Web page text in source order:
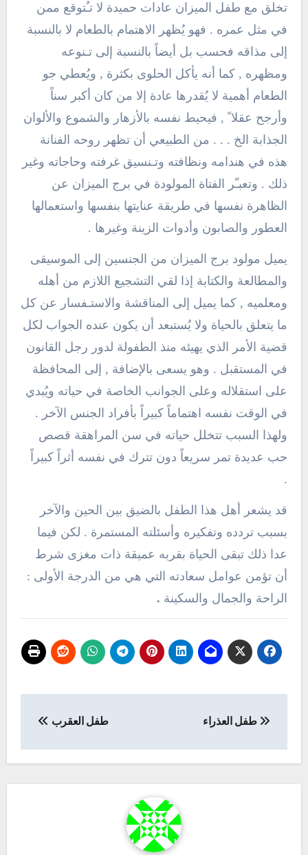
تخلق مع طفل الميزان عادات حميدة لا تـُتوقع ممن
في مثل عمره . فهو يُظهر الاهتمام بالطعام لا بالنسبة
إلى مذاقه فحسب بل أيضاً بالنسبة إلى تـنوعه
ومظهره , كما أنه يأكل الحلوى بكثرة , ويُعطي جو
الطعام أهمية لا يُقدرها عادة إلا من كان أكبر سناً
وأرجح عقلا ً , فيحيط نفسه بالأزهار والشموع والألوان
الجذابة الخ . . . من الطبيعي أن تظهر روحه الفنانة
هذه في هندامه ونظافته وتـنسيق غرفته وحاجاته وغير
ذلك . وتعبـّر الفتاة المولودة في برج الميزان عن
الظاهرة نفسها في طريقة عنايتها بنفسها واستعمالها
العطور والصابون وأدوات الزينة وغيرها .
يميل مولود برج الميزان من الجنسين إلى الموسيقى
والمطالعة والكتابة إذا لقي التشجيع اللازم من أهله
ومعلميه , كما يميل إلى المناقشة والاستـفسار عن كل
ما يتعلق بالحياة ولا يُستبعد أن يكون عنده الجواب لكل
قضية الأمر الذي يهيئه منذ الطفولة لدور رجل القانون
في المستقبل . وهو يسعى بالإضافة , إلى المحافظة
على استقلاله وعلى الجوانب الخاصة في حياته ويُبدي
في الوقت نفسه اهتماماً كبيراً بأفراد الجنس الآخر .
ولهذا السبب تتخلل حياته في سن المراهقة قصص
حب عديدة تمر سريعاً دون تترك في نفسه أثراً كبيراً
.
قد يشعر أهل هذا الطفل بالضيق بين الحين والآخر
بسبب تردده وتفكيره وأسئلته المستمرة . لكن فيما
عدا ذلك تبقى الحياة بقربه عميقة ذات مغزى شرط
أن تؤمن عوامل سعادته التي هي من الدرجة الأولى :
الراحة والجمال والسكينة .
المقالات
طفل العذراء طفل العقرب